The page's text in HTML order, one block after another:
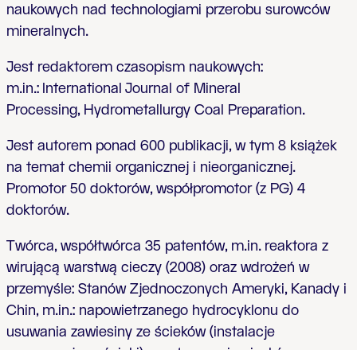
naukowych nad technologiami przerobu surowców
mineralnych.
Jest redaktorem czasopism naukowych:
m.in.: International Journal of Mineral
Processing, Hydrometallurgy Coal Preparation.
Jest autorem ponad 600 publikacji, w tym 8 książek
na temat chemii organicznej i nieorganicznej.
Promotor 50 doktorów, współpromotor (z PG) 4
doktorów.
Twórca, współtwórca 35 patentów, m.in. reaktora z
wirującą warstwą cieczy (2008) oraz wdrożeń w
przemyśle: Stanów Zjednoczonych Ameryki, Kanady i
Chin, m.in.: napowietrzanego hydrocyklonu do
usuwania zawiesiny ze ścieków (instalacje